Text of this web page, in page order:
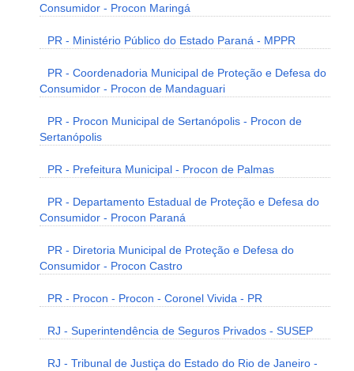
Consumidor - Procon Maringá
PR - Ministério Público do Estado Paraná - MPPR
PR - Coordenadoria Municipal de Proteção e Defesa do
Consumidor - Procon de Mandaguari
PR - Procon Municipal de Sertanópolis - Procon de
Sertanópolis
PR - Prefeitura Municipal - Procon de Palmas
PR - Departamento Estadual de Proteção e Defesa do
Consumidor - Procon Paraná
PR - Diretoria Municipal de Proteção e Defesa do
Consumidor - Procon Castro
PR - Procon - Procon - Coronel Vivida - PR
RJ - Superintendência de Seguros Privados - SUSEP
RJ - Tribunal de Justiça do Estado do Rio de Janeiro -